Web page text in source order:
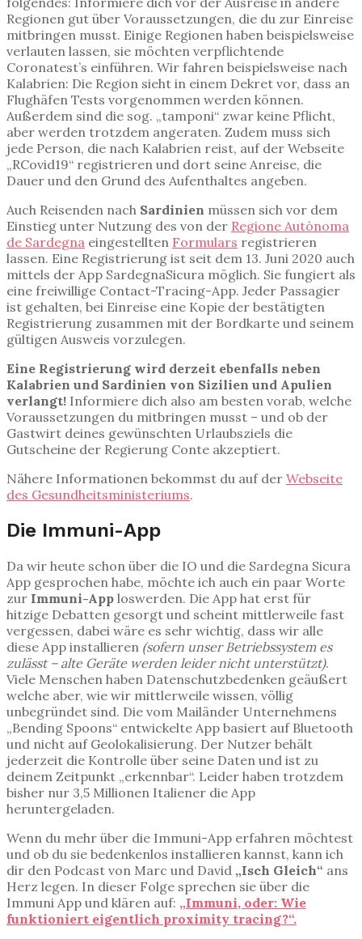
Regionen gut über Voraussetzungen, die du zur Einreise
mitbringen musst. Einige Regionen haben beispielsweise
verlauten lassen, sie möchten verpflichtende
Coronatest’s einführen. Wir fahren beispielsweise nach
Kalabrien: Die Region sieht in einem Dekret vor, dass an
Flughäfen Tests vorgenommen werden können.
Außerdem sind die sog. „tamponi“ zwar keine Pflicht,
aber werden trotzdem angeraten. Zudem muss sich
jede Person, die nach Kalabrien reist, auf der Webseite
„RCovid19“ registrieren und dort seine Anreise, die
Dauer und den Grund des Aufenthaltes angeben.
Auch Reisenden nach Sardinien müssen sich vor dem
Einstieg unter Nutzung des von der Regione Autònoma
de Sardegna eingestellten Formulars registrieren
lassen. Eine Registrierung ist seit dem 13. Juni 2020 auch
mittels der App SardegnaSicura möglich. Sie fungiert als
eine freiwillige Contact-Tracing-App. Jeder Passagier
ist gehalten, bei Einreise eine Kopie der bestätigten
Registrierung zusammen mit der Bordkarte und seinem
gültigen Ausweis vorzulegen.
Eine Registrierung wird derzeit ebenfalls neben
Kalabrien und Sardinien von Sizilien und Apulien
verlangt! Informiere dich also am besten vorab, welche
Voraussetzungen du mitbringen musst – und ob der
Gastwirt deines gewünschten Urlaubsziels die
Gutscheine der Regierung Conte akzeptiert.
Nähere Informationen bekommst du auf der Webseite
des Gesundheitsministeriums.
Die Immuni-App
Da wir heute schon über die IO und die Sardegna Sicura
App gesprochen habe, möchte ich auch ein paar Worte
zur Immuni-App loswerden. Die App hat erst für
hitzige Debatten gesorgt und scheint mittlerweile fast
vergessen, dabei wäre es sehr wichtig, dass wir alle
diese App installieren (sofern unser Betriebssystem es
zulässt – alte Geräte werden leider nicht unterstützt).
Viele Menschen haben Datenschutzbedenken geäußert
welche aber, wie wir mittlerweile wissen, völlig
unbegründet sind. Die vom Mailänder Unternehmens
„Bending Spoons“ entwickelte App basiert auf Bluetooth
und nicht auf Geolokalisierung. Der Nutzer behält
jederzeit die Kontrolle über seine Daten und ist zu
deinem Zeitpunkt „erkennbar“. Leider haben trotzdem
bisher nur 3,5 Millionen Italiener die App
heruntergeladen.
Wenn du mehr über die Immuni-App erfahren möchtest
und ob du sie bedenkenlos installieren kannst, kann ich
dir den Podcast von Marc und David „Isch Gleich“ ans
Herz legen. In dieser Folge sprechen sie über die
Immuni App und klären auf: „Immuni, oder: Wie
funktioniert eigentlich proximity tracing?“.